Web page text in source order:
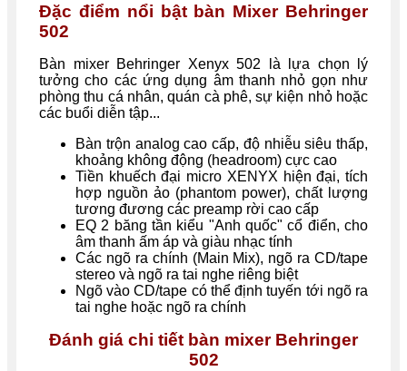
Đặc điểm nổi bật bàn Mixer Behringer
502
Bàn mixer Behringer Xenyx 502 là lựa chọn lý
tưởng cho các ứng dụng âm thanh nhỏ gọn như
phòng thu cá nhân, quán cà phê, sự kiện nhỏ hoặc
các buổi diễn tập...
Bàn trộn analog cao cấp, độ nhiễu siêu thấp,
khoảng không động (headroom) cực cao
Tiền khuếch đại micro XENYX hiện đại, tích
hợp nguồn ảo (phantom power), chất lượng
tương đương các preamp rời cao cấp
EQ 2 băng tần kiểu "Anh quốc" cổ điển, cho
âm thanh ấm áp và giàu nhạc tính
Các ngõ ra chính (Main Mix), ngõ ra CD/tape
stereo và ngõ ra tai nghe riêng biệt
Ngõ vào CD/tape có thể định tuyến tới ngõ ra
tai nghe hoặc ngõ ra chính
Đánh giá chi tiết bàn mixer Behringer
502